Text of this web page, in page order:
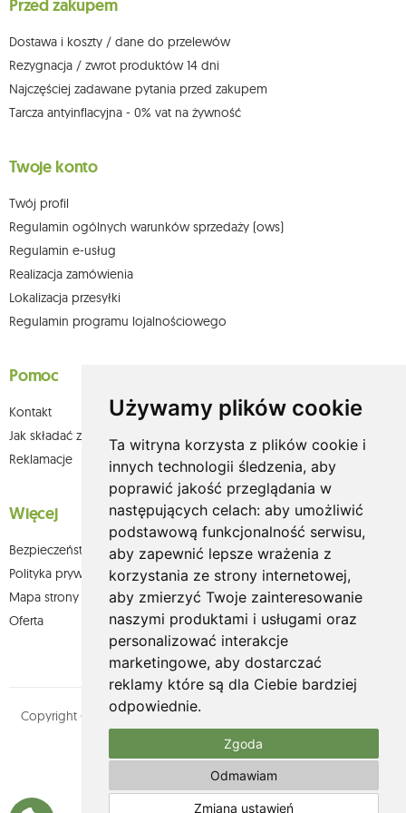
Używamy plików cookie
Ta witryna korzysta z plików cookie i
innych technologii śledzenia, aby
poprawić jakość przeglądania w
następujących celach: aby umożliwić
podstawową funkcjonalność serwisu,
aby zapewnić lepsze wrażenia z
korzystania ze strony internetowej,
aby zmierzyć Twoje zainteresowanie
naszymi produktami i usługami oraz
personalizować interakcje
marketingowe, aby dostarczać
reklamy które są dla Ciebie bardziej
odpowiednie.
Zgoda
Odmawiam
Zmiana ustawień
którego dokonano na podstawie zgody przed jej cofnięciem. W tym celu
możesz kontaktować się z działem obsługi klienta Mouton Interactive pod
Więcej informacji: www.mouton.pl/ODO
Przed zakupem
Dostawa i koszty / dane do przelewów
Rezygnacja / zwrot produktów 14 dni
Najczęściej zadawane pytania przed zakupem
Tarcza antyinflacyjna - 0% vat na żywność
Twoje konto
Twój profil
Regulamin ogólnych warunków sprzedaży (ows)
Regulamin e-usług
Realizacja zamówienia
Lokalizacja przesyłki
Regulamin programu lojalnościowego
Pomoc
Kontakt
Jak składać zamówienia w sklepie olium.pl?
Reklamacje
Więcej
Bezpieczeństwo płatności
Polityka prywatności
Mapa strony
Oferta
Copyright © olium.pl. Wszystkie prawa zastrzeżone. Designed by
MOUTON interactive
Zobacz nasz profil na: